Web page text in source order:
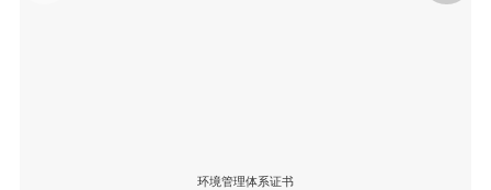
环境管理体系证书